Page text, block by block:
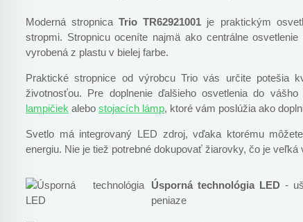
Moderná stropnicaTrio TR62921001 je praktickým
stropmi. Stropnicu oceníte najmä ako centrálne
vyrobená z plastu v bielej farbe.
Praktické stropnice od výrobcu Trio vás určite potešia
životnosťou. Pre doplnenie ďalšieho osvetlenia do
lampičiek alebo stojacích lámp, ktoré vám poslúžia ako
Svetlo má integrovaný LED zdroj, vďaka ktorému
energiu. Nie je tiež potrebné dokupovať žiarovky, čo je veľká
Úsporná technológia LED-
peniaze